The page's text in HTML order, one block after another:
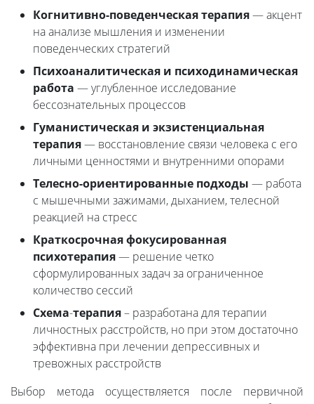
Когнитивно-поведенческая терапия— акцент
на анализе мышления и изменении
поведенческих стратегий
Психоаналитическая и психодинамическая
работа — углубленное исследование
бессознательных процессов
Гуманистическая и экзистенциальная
терапия— восстановление связи человека с его
личными ценностями и внутренними опорами
Телесно-ориентированные подходы — работа
с мышечными зажимами, дыханием, телесной
реакцией на стресс
Краткосрочная фокусированная
психотерапия— решение четко
сформулированных задач за ограниченное
количество сессий
Схема-терапия– разработана для терапии
личностных расстройств, но при этом достаточно
эффективна при лечении депрессивных и
тревожных расстройств
Выбор метода осуществляется после первичной